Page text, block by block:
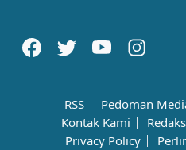
RSS Pedoman
Kontak Kami
Privacy Policy